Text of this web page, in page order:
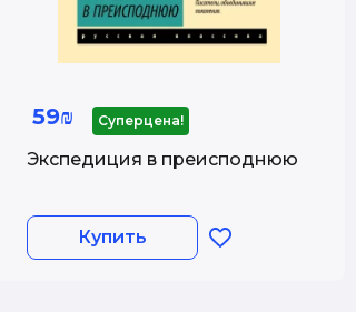
59₪ Суперцена!
Экспедиция в преисподнюю
Купить